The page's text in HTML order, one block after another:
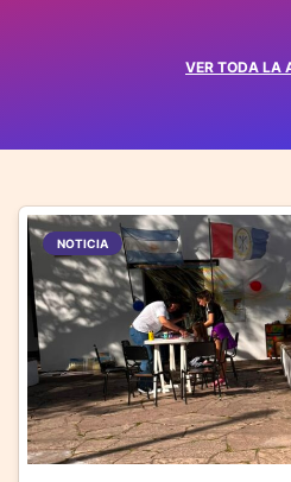
VER TODA LA
NOTICIA